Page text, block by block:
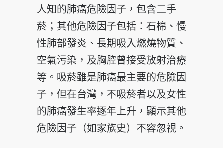
人知的肺癌危險因子，包含二手
菸；其他危險因子包括：石棉、慢
性肺部發炎、長期吸入燃燒物質、
空氣污染，及胸腔曾接受放射治療
等。吸菸雖是肺癌最主要的危險因
子，但在台灣，不吸菸者以及女性
的肺癌發生率逐年上升，顯示其他
危險因子（如家族史）不容忽視。